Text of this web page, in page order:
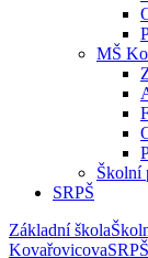
MŠ
Školní
SRPŠ
Základní škola
KovařovicovaSRPŠ